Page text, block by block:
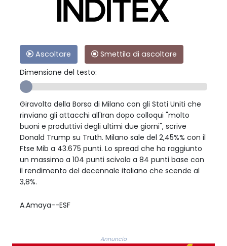
Ascoltare
Smettila di ascoltare
Dimensione del testo:
Giravolta della Borsa di Milano con gli Stati Uniti che
rinviano gli attacchi all'Iran dopo colloqui "molto
buoni e produttivi degli ultimi due giorni", scrive
Donald Trump su Truth. Milano sale del 2,45%% con il
Ftse Mib a 43.675 punti. Lo spread che ha raggiunto
un massimo a 104 punti scivola a 84 punti base con
il rendimento del decennale italiano che scende al
3,8%.
A.Amaya--ESF
Annuncio